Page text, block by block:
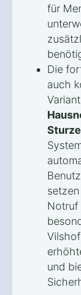
für
Die
auch
Notruf
und